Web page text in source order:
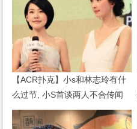
【ACR扑克】小s和林志玲有什
么过节, 小S首谈两人不合传闻
说了什么